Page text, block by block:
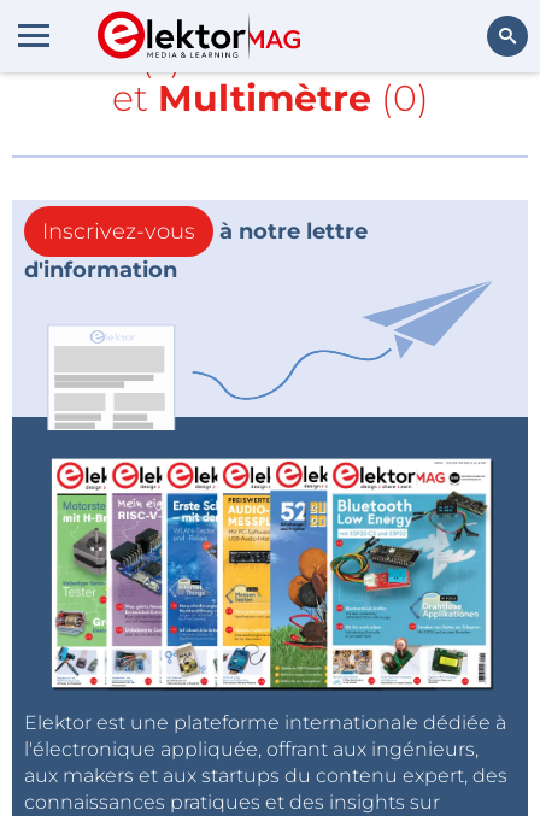
Article(s) avec la balise
PCB
et Multimètre (0)
Inscrivez-vous
à notre lettre
d'information
Elektor est une plateforme internationale dédiée à
l'électronique appliquée, offrant aux ingénieurs,
aux makers et aux startups du contenu expert, des
connaissances pratiques et des insights sur